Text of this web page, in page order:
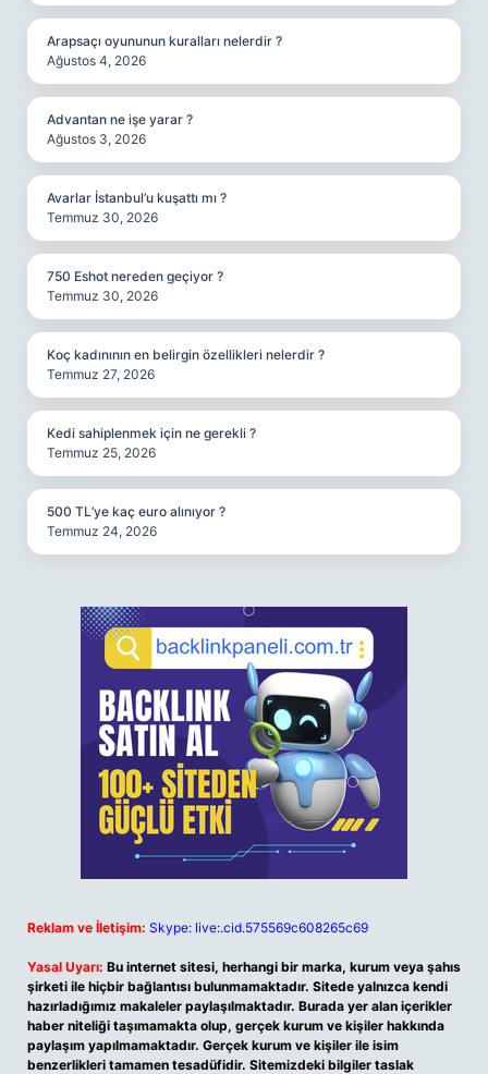
Arapsaçı oyununun kuralları nelerdir ?
Ağustos 4, 2026
Advantan ne işe yarar ?
Ağustos 3, 2026
Avarlar İstanbul’u kuşattı mı ?
Temmuz 30, 2026
750 Eshot nereden geçiyor ?
Temmuz 30, 2026
Koç kadınının en belirgin özellikleri nelerdir ?
Temmuz 27, 2026
Kedi sahiplenmek için ne gerekli ?
Temmuz 25, 2026
500 TL’ye kaç euro alınıyor ?
Temmuz 24, 2026
Reklam ve İletişim: Skype: live:.cid.575569c608265c69
Yasal Uyarı: Bu internet sitesi, herhangi bir marka, kurum veya şahıs
şirketi ile hiçbir bağlantısı bulunmamaktadır. Sitede yalnızca kendi
hazırladığımız makaleler paylaşılmaktadır. Burada yer alan içerikler
haber niteliği taşımamakta olup, gerçek kurum ve kişiler hakkında
paylaşım yapılmamaktadır. Gerçek kurum ve kişiler ile isim
benzerlikleri tamamen tesadüfidir. Sitemizdeki bilgiler taslak